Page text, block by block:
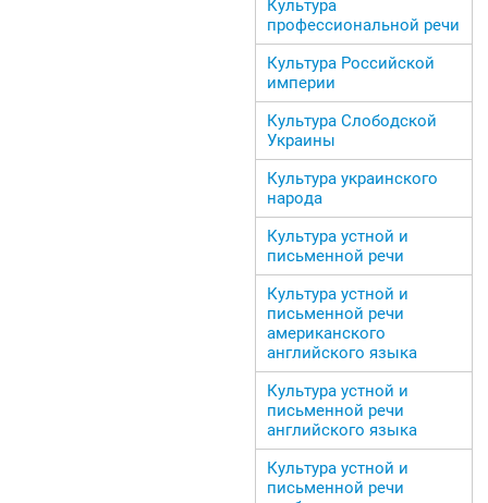
Культура
профессиональной речи
Культура Российской
империи
Культура Слободской
Украины
Культура украинского
народа
Культура устной и
письменной речи
Культура устной и
письменной речи
американского
английского языка
Культура устной и
письменной речи
английского языка
Культура устной и
письменной речи